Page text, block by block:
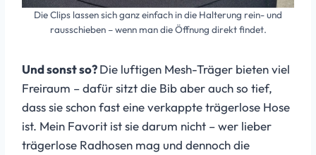
Die Clips lassen sich ganz einfach in die Halterung rein- und
rausschieben – wenn man die Öffnung direkt findet.
Und sonst so?Die luftigen Mesh-Träger bieten viel
Freiraum – dafür sitzt die Bib aber auch so tief,
dass sie schon fast eine verkappte trägerlose Hose
ist. Mein Favorit ist sie darum nicht – wer lieber
trägerlose Radhosen mag und dennoch die